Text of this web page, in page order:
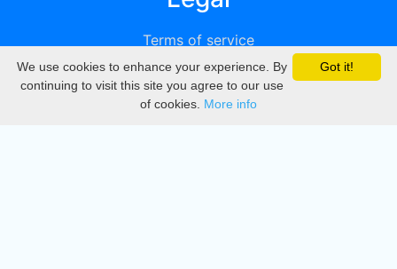
Terms of service
Privacy
DMCA
Got it!
We use cookies to enhance your experience. By
continuing to visit this site you agree to our use
of cookies. More info